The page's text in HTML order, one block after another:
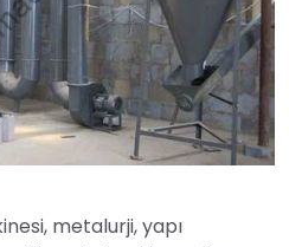
metalurji, yapı